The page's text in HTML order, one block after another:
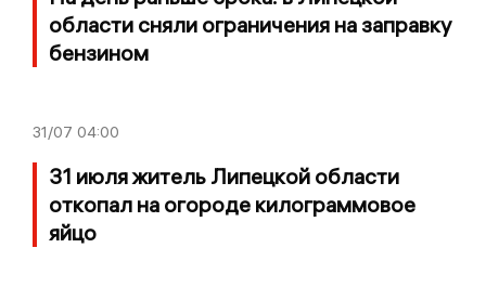
области сняли ограничения на заправку
бензином
31/07 04:00
31 июля житель Липецкой области
откопал на огороде килограммовое
яйцо